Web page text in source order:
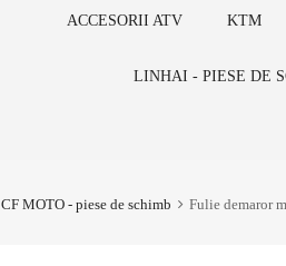
ACCESORII ATV KTM
LINHAI - PIESE DE
CF MOTO - piese de schimb Fulie demaror